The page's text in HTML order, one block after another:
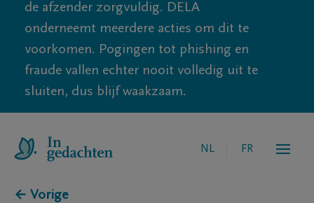
de afzender zorgvuldig. DELA
onderneemt meerdere acties om dit te
voorkomen. Pogingen tot phishing en
fraude vallen echter nooit volledig uit te
sluiten, dus blijf waakzaam.
NL FR
← Vorige